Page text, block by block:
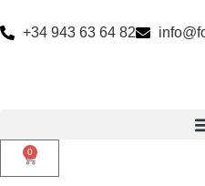
+34 943 63 64 82
0